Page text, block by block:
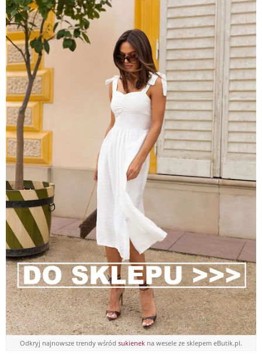
Odkryj najnowsze trendy wśród sukienek na wesele ze sklepem eButik.pl.